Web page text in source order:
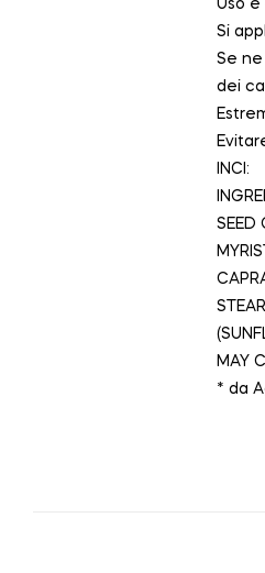
Uso
Si
Se
dei
INCI:
SEED
MAY
* da